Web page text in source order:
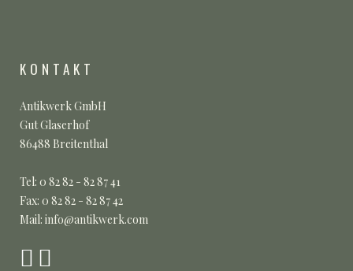
KONTAKT
Antikwerk GmbH
Gut Glaserhof
86488 Breitenthal
Tel: 0 82 82 - 82 87 41
Fax: 0 82 82 - 82 87 42
Mail: info@antikwerk.com